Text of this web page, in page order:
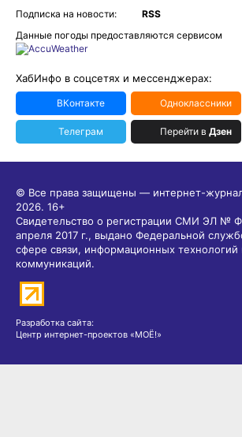
Подписка на новости:
RSS
Данные погоды предоставляются сервисом
ХабИнфо в соцсетях и мессенджерах:
ВКонтакте Одноклассники
Телеграм Перейти в Дзен
© Все права защищены — интернет-
2026. 16+
Свидетельство о регистрации СМИ ЭЛ №
апреля 2017 г., выдано Федеральной
сфере связи, информационных технологий
коммуникаций.
Разработка сайта:
Центр интернет-проектов «МОЁ!»